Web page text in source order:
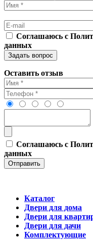
Соглашаюсь с
данных
Оставить отзыв
Соглашаюсь с
данных
Каталог
Двери для дома
Двери для
Двери для дачи
Комплектующие